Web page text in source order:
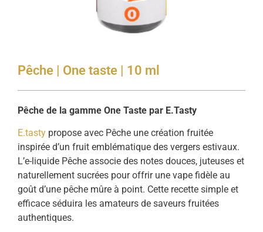
Pêche | One taste | 10 ml
Pêche de la gamme One Taste par E.Tasty
E.tasty propose avec Pêche une création fruitée
inspirée d’un fruit emblématique des vergers estivaux.
L’e-liquide Pêche associe des notes douces, juteuses et
naturellement sucrées pour offrir une vape fidèle au
goût d’une pêche mûre à point. Cette recette simple et
efficace séduira les amateurs de saveurs fruitées
authentiques.